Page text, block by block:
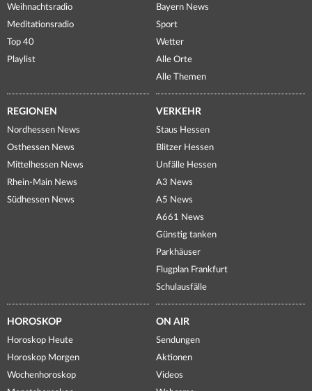
Weihnachtsradio
Meditationsradio
Top 40
Playlist
Bayern News
Sport
Wetter
Alle Orte
Alle Themen
REGIONEN
Nordhessen News
Osthessen News
Mittelhessen News
Rhein-Main News
Südhessen News
VERKEHR
Staus Hessen
Blitzer Hessen
Unfälle Hessen
A3 News
A5 News
A661 News
Günstig tanken
Parkhäuser
Flugplan Frankfurt
Schulausfälle
HOROSKOP
Horoskop Heute
Horoskop Morgen
Wochenhoroskop
ON AIR
Sendungen
Aktionen
Videos